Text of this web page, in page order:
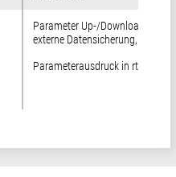
Parameter Up-/Download für
externe Datensicherung,
Parameterausdruck in rtf-Format